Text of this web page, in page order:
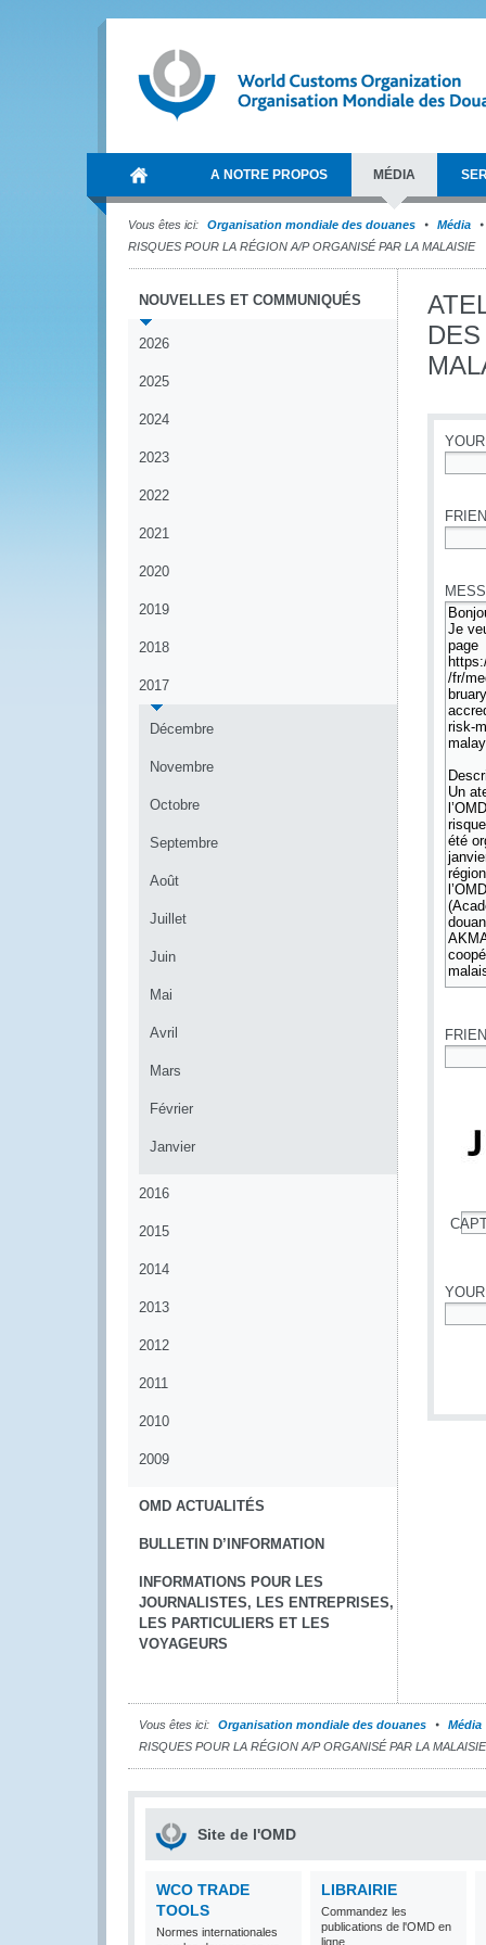
A NOTRE PROPOS MÉDIA
Vous êtes ici: Organisation mondiale des douanes
Média
RISQUES POUR LA RÉGION A/P ORGANISÉ PAR LA MALAISIE
NOUVELLES ET COMMUNIQUÉS
2026
2025
2024
2023
2022
2021
2020
2019
2018
2017
Décembre
Novembre
Octobre
Septembre
Août
Juillet
Juin
Mai
Avril
Mars
Février
Janvier
2016
2015
2014
2013
2012
2011
2010
2009
OMD ACTUALITÉS
BULLETIN D’INFORMATION
INFORMATIONS POUR LES
JOURNALISTES, LES ENTREPRISES,
LES PARTICULIERS ET LES
VOYAGEURS
Vous êtes ici: Organisation mondiale des douanes
Média
RISQUES POUR LA RÉGION A/P ORGANISÉ PAR LA MALAISIE
Site de l'OMD
WCO TRADE
TOOLS
Normes internationales
LIBRAIRIE
Commandez les
publications de l'OMD en
ligne